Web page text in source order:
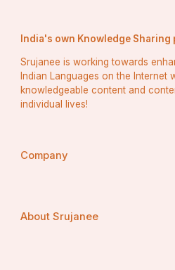
India's own Knowledge Sharing
Srujanee is working towards
Indian Languages on the Internet
knowledgeable content and
individual lives!
Company
About Srujanee